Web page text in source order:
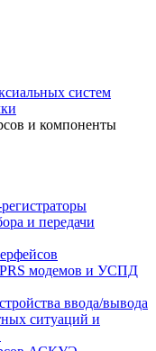
систем
и компоненты
и передачи
модемов и УСПД
ввода/вывода
ситуаций и